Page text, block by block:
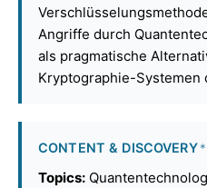
Angriffe durch
als pragmatische
Kryptographie-Systemen
CONTENT & DISCOVERY *
Topics: